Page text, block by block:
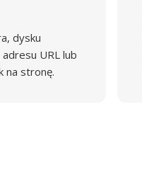
dysku
URL lub
na stronę.